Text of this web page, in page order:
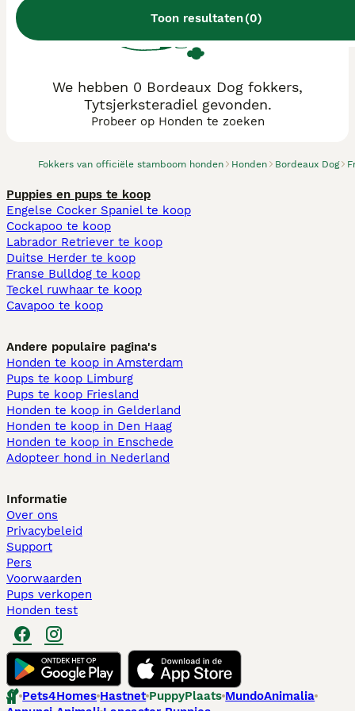
Toon resultaten(0)
Fokkers van officiële stamboom honden Honden Bordeaux Dog
We hebben 0 Bordeaux Dog fokkers,
Tytsjerksteradiel gevonden.
Probeer op Honden te zoeken
Puppies en pups te koop
Engelse Cocker Spaniel te koop
Cockapoo te koop
Labrador Retriever te koop
Duitse Herder te koop
Franse Bulldog te koop
Teckel ruwhaar te koop
Cavapoo te koop
Andere populaire pagina's
Honden te koop in Amsterdam
Pups te koop Limburg​
Pups te koop Friesland​
Honden te koop in Gelderland
Honden te koop in Den Haag
Honden te koop in Enschede
Adopteer hond in Nederland
Informatie
Over ons
Privacybeleid
Support
Pers
Voorwaarden
Pups verkopen
Honden test
Pets4Homes Hastnet PuppyPlaats MundoAnimalia